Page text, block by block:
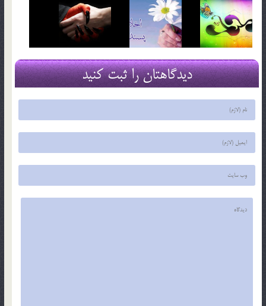
دیدگاهتان را ثبت کنید